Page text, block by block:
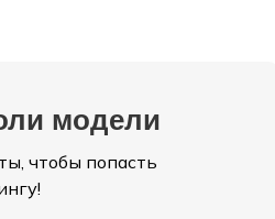
модели
чтобы попасть